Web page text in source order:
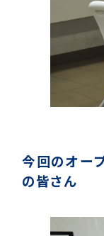
今回のオー
の皆さん